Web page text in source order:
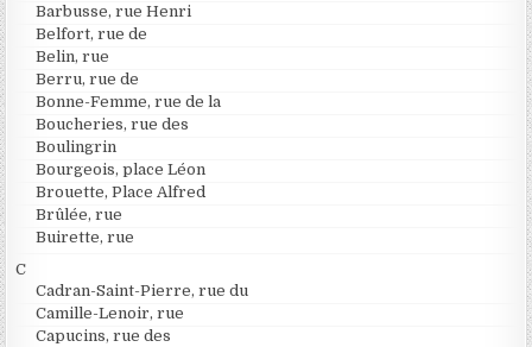
Barbusse, rue Henri
Belfort, rue de
Belin, rue
Berru, rue de
Bonne-Femme, rue de la
Boucheries, rue des
Boulingrin
Bourgeois, place Léon
Brouette, Place Alfred
Brûlée, rue
Buirette, rue
C
Cadran-Saint-Pierre, rue du
Camille-Lenoir, rue
Capucins, rue des